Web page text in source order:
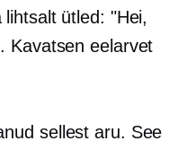
ütled: "Hei,
Kavatsen eelarvet
sellest aru. See